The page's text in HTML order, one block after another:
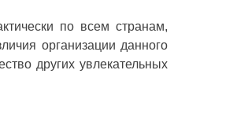
по всем странам,
организации данного
других увлекательных